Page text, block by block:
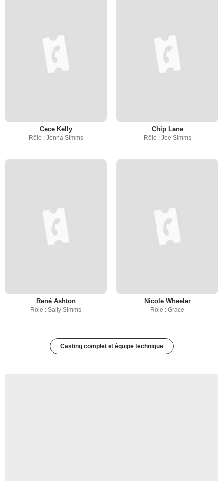
Cece Kelly
Rôle : Jenna Simms
Chip Lane
Rôle : Joe Simms
René Ashton
Rôle : Sally Simms
Nicole Wheeler
Rôle : Grace
Casting complet et équipe technique